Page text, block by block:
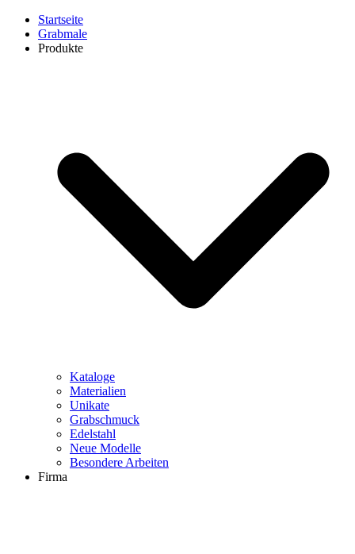
Startseite
Grabmale
Produkte
Kataloge
Materialien
Unikate
Grabschmuck
Edelstahl
Neue Modelle
Besondere Arbeiten
Firma